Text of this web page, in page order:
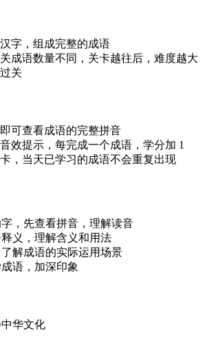
字，组成完整的成语
成语数量不同，关卡越往后，难度越大
关
可查看成语的完整拼音
效提示，每完成一个成语，学分加 1
，当天已学习的成语不会重复出现
，先查看拼音，理解读音
义，理解含义和用法
解成语的实际运用场景
语，加深印象
华文化